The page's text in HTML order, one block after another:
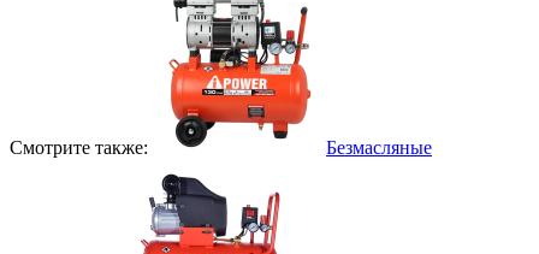
Смотрите также: Безмасляные